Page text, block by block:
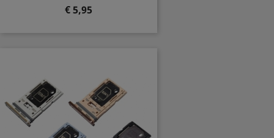
Prijs
€ 5,95